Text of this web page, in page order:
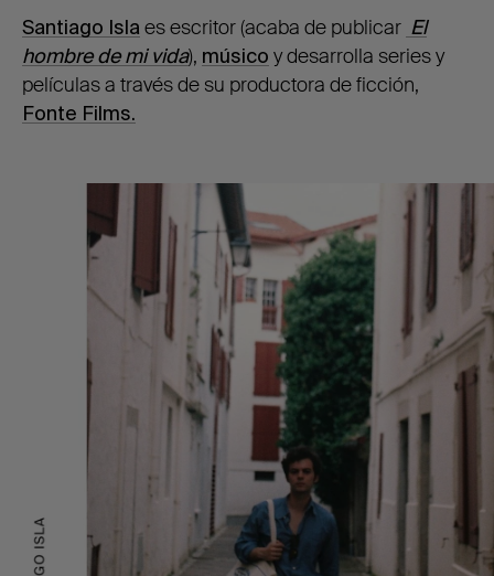
Santiago Isla es escritor (acaba de publicar El
hombre de mi vida), músico y desarrolla series y
películas a través de su productora de ficción,
Fonte Films.